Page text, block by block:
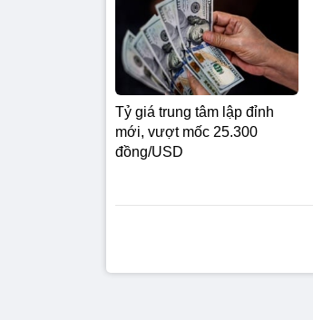
Tỷ giá trung tâm lập đỉnh
mới, vượt mốc 25.300
đồng/USD